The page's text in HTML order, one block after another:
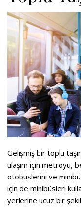
Gelişmiş bir toplu
ulaşım için metroyu,
otobüslerini ve
için de minibüsleri
yerlerine ucuz bir